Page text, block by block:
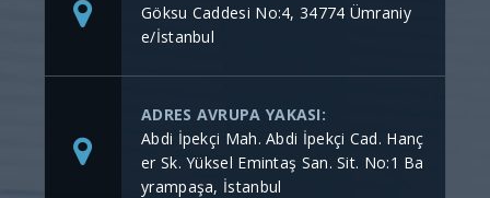
Göksu Caddesi No:4, 34774 Ümraniy
e/İstanbul
ADRES AVRUPA YAKASI:
Abdi İpekçi Mah. Abdi İpekçi Cad. Hanç
er Sk. Yüksel Emintaş San. Sit. No:1 Ba
yrampaşa, İstanbul